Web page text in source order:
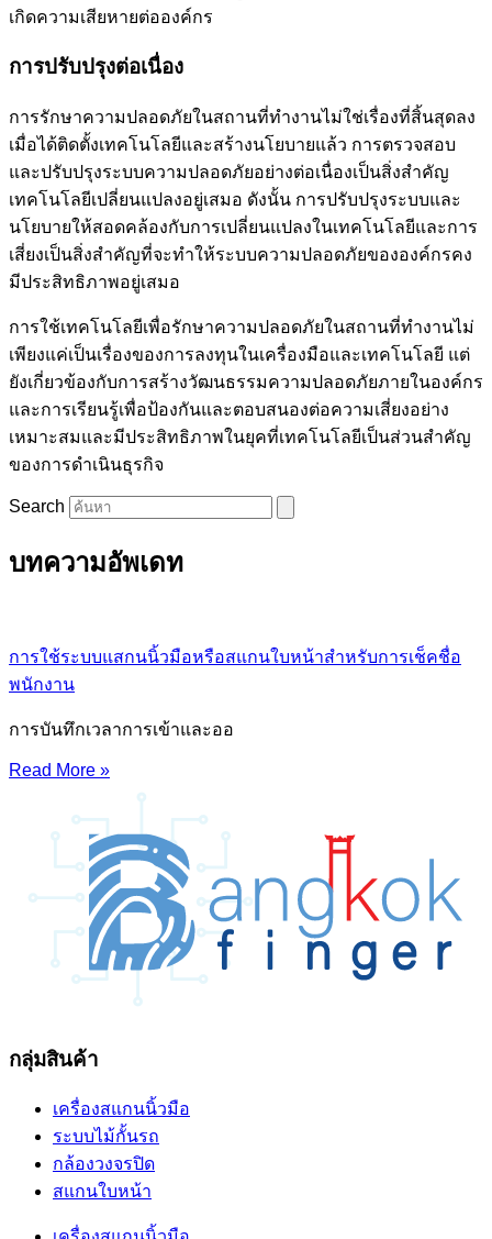
เกิดความเสียหายต่อองค์กร
การปรับปรุงต่อเนื่อง
การรักษาความปลอดภัยในสถานที่ทำงานไม่ใช่เรื่องที่สิ้นสุดลง
เมื่อได้ติดตั้งเทคโนโลยีและสร้างนโยบายแล้ว การตรวจสอบ
และปรับปรุงระบบความปลอดภัยอย่างต่อเนื่องเป็นสิ่งสำคัญ
เทคโนโลยีเปลี่ยนแปลงอยู่เสมอ ดังนั้น การปรับปรุงระบบและ
นโยบายให้สอดคล้องกับการเปลี่ยนแปลงในเทคโนโลยีและการ
เสี่ยงเป็นสิ่งสำคัญที่จะทำให้ระบบความปลอดภัยขององค์กรคง
มีประสิทธิภาพอยู่เสมอ
การใช้เทคโนโลยีเพื่อรักษาความปลอดภัยในสถานที่ทำงานไม่
เพียงแค่เป็นเรื่องของการลงทุนในเครื่องมือและเทคโนโลยี แต่
ยังเกี่ยวข้องกับการสร้างวัฒนธรรมความปลอดภัยภายในองค์กร
และการเรียนรู้เพื่อป้องกันและตอบสนองต่อความเสี่ยงอย่าง
เหมาะสมและมีประสิทธิภาพในยุคที่เทคโนโลยีเป็นส่วนสำคัญ
ของการดำเนินธุรกิจ
Search
บทความอัพเดท
การใช้ระบบแสกนนิ้วมือหรือสแกนใบหน้าสำหรับการเช็คชื่อ
พนักงาน
การบันทึกเวลาการเข้าและออ
Read More »
กลุ่มสินค้า
เครื่องสแกนนิ้วมือ
ระบบไม้กั้นรถ
กล้องวงจรปิด
สแกนใบหน้า